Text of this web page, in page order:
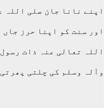
اپنے نانا جان صلی اللہ
اور سنت کو اپنا حرز
اللہ تعالی عنہ ذات
وآلہ وسلم کی چلتی